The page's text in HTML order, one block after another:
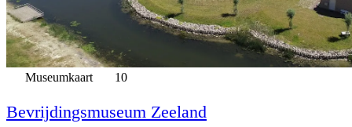
Museumkaart 10
Bevrijdingsmuseum Zeeland